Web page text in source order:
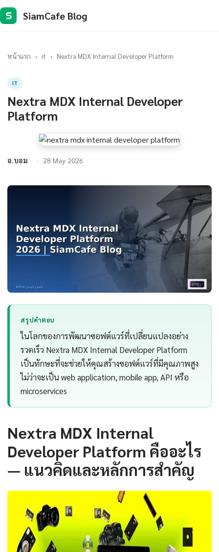
S SiamCafe Blog
หน้าแรก › it › Nextra MDX Internal Developer Platform
IT
Nextra MDX Internal Developer
Platform
อ.บอม 28 May 2026
สรุปคำตอบ
ในโลกของการพัฒนาซอฟต์แวร์ที่เปลี่ยนแปลงอย่าง
รวดเร็ว Nextra MDX Internal Developer Platform
เป็นทักษะที่จะช่วยให้คุณสร้างซอฟต์แวร์ที่มีคุณภาพสูง
ไม่ว่าจะเป็น web application, mobile app, API หรือ
microservices
Nextra MDX Internal
Developer Platform คืออะไร
— แนวคิดและหลักการสำคัญ